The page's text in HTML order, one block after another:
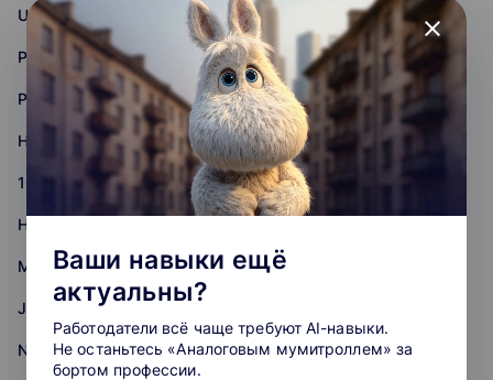
Unreal Engine
PHP
Python
Нейронные сети
1С
HTML+CSS
Middle
JavaScript
Nest.js
close
Ваши навыки ещё
актуальны?
Работодатели всё чаще требуют AI-навыки.
Не останьтесь «Аналоговым мумитроллем» за
бортом профессии.